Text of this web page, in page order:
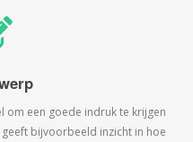
om een goede indruk te krijgen
bijvoorbeeld inzicht in hoe